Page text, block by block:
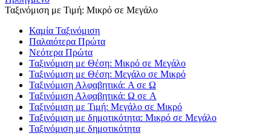
Ταξινόμιση με Τιμή: Μικρό σε Μεγάλο
Καμία Ταξινόμιση
Παλαιότερα Πρώτα
Νεότερα Πρώτα
Ταξινόμιση με Θέση: Μικρό σε Μεγάλο
Ταξινόμιση με Θέση: Μεγάλο σε Μικρό
Ταξινόμιση Αλφαβητικά: A σε Ω
Ταξινόμιση Αλφαβητικά: Ω σε A
Ταξινόμιση με Τιμή: Μεγάλο σε Μικρό
Ταξινόμιση με δημοτικότητα: Μικρό σε Μεγάλο
Ταξινόμιση με δημοτικότητα